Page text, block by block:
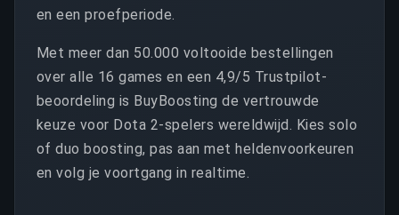
en een proefperiode.
Met meer dan 50.000 voltooide bestellingen
over alle 16 games en een 4,9/5 Trustpilot-
beoordeling is BuyBoosting de vertrouwde
keuze voor Dota 2-spelers wereldwijd. Kies solo
of duo boosting, pas aan met heldenvoorkeuren
en volg je voortgang in realtime.